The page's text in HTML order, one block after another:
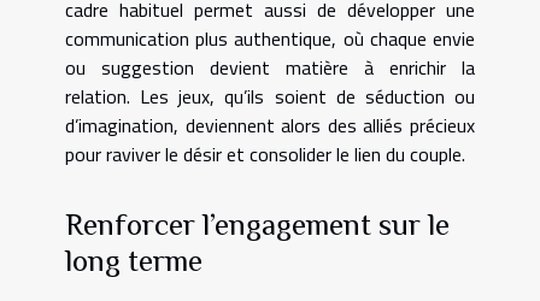
cadre habituel permet aussi de développer une
communication plus authentique, où chaque envie
ou suggestion devient matière à enrichir la
relation. Les jeux, qu’ils soient de séduction ou
d’imagination, deviennent alors des alliés précieux
pour raviver le désir et consolider le lien du couple.
Renforcer l’engagement sur le
long terme